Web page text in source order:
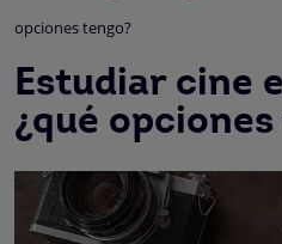
opciones tengo?
Estudiar cine
¿qué